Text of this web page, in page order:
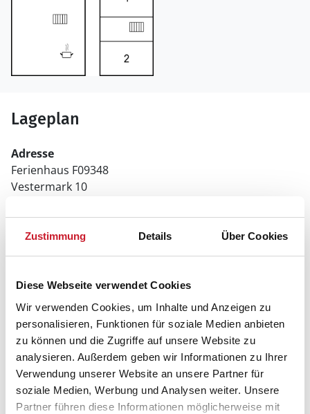
Zustimmung Details Über Cookies
Diese Webseite verwendet Cookies
Wir verwenden Cookies, um Inhalte und Anzeigen zu
personalisieren, Funktionen für soziale Medien anbieten
zu können und die Zugriffe auf unsere Website zu
analysieren. Außerdem geben wir Informationen zu Ihrer
Verwendung unserer Website an unsere Partner für
soziale Medien, Werbung und Analysen weiter. Unsere
Partner führen diese Informationen möglicherweise mit
Lageplan
Adresse
Ferienhaus F09348
Vestermark 10
6470 Sydals